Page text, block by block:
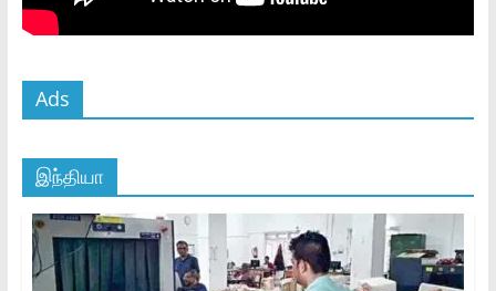
Ads
இந்தியா